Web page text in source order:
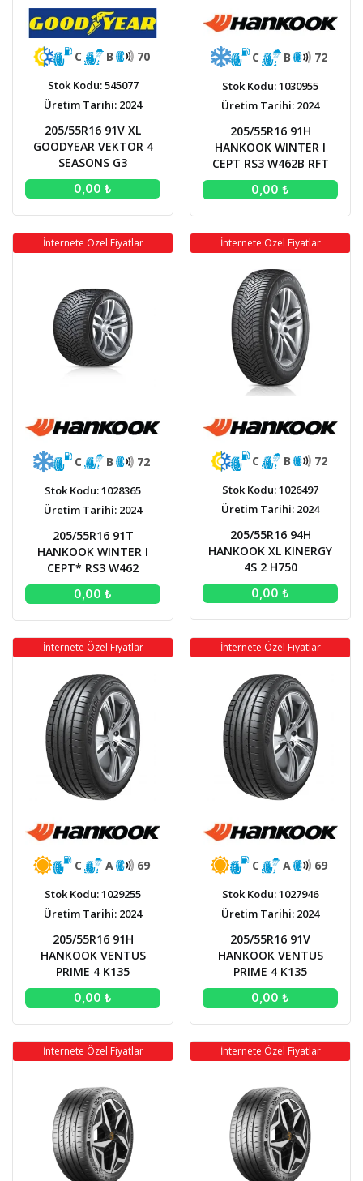
C B 70
Stok Kodu: 545077
Üretim Tarihi: 2024
205/55R16 91V XL
GOODYEAR VEKTOR 4
SEASONS G3
0,00 ₺
C B 72
Stok Kodu: 1030955
Üretim Tarihi: 2024
205/55R16 91H
HANKOOK WINTER I
CEPT RS3 W462B RFT
0,00 ₺
İnternete Özel Fiyatlar
C B 72
Stok Kodu: 1028365
Üretim Tarihi: 2024
205/55R16 91T
HANKOOK WINTER I
CEPT* RS3 W462
0,00 ₺
İnternete Özel Fiyatlar
C B 72
Stok Kodu: 1026497
Üretim Tarihi: 2024
205/55R16 94H
HANKOOK XL KINERGY
4S 2 H750
0,00 ₺
İnternete Özel Fiyatlar
C A 69
Stok Kodu: 1029255
Üretim Tarihi: 2024
205/55R16 91H
HANKOOK VENTUS
PRIME 4 K135
0,00 ₺
İnternete Özel Fiyatlar
C A 69
Stok Kodu: 1027946
Üretim Tarihi: 2024
205/55R16 91V
HANKOOK VENTUS
PRIME 4 K135
0,00 ₺
İnternete Özel Fiyatlar İnternete Özel Fiyatlar